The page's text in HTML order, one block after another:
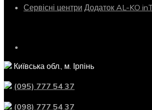
Сервісні центри Додаток AL-KO
Київська обл., м. Ірпінь
(095) 777 54 37
(098) 777 54 37